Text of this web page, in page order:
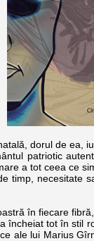
dorul de ea,
patriotic
a tot ceea ce
timp, necesitate
în fiecare
încheiat tot în stil
ale lui Marius